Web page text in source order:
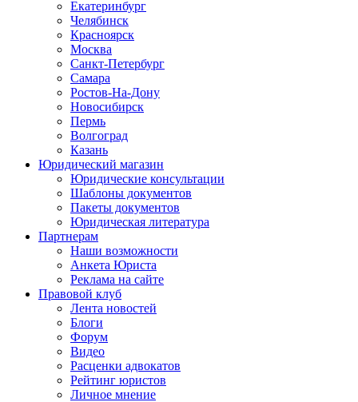
Екатеринбург
Челябинск
Красноярск
Москва
Санкт-Петербург
Самара
Ростов-На-Дону
Новосибирск
Пермь
Волгоград
Казань
Юридический магазин
Юридические консультации
Шаблоны документов
Пакеты документов
Юридическая литература
Партнерам
Наши возможности
Анкета Юриста
Реклама на сайте
Правовой клуб
Лента новостей
Блоги
Форум
Видео
Расценки адвокатов
Рейтинг юристов
Личное мнение